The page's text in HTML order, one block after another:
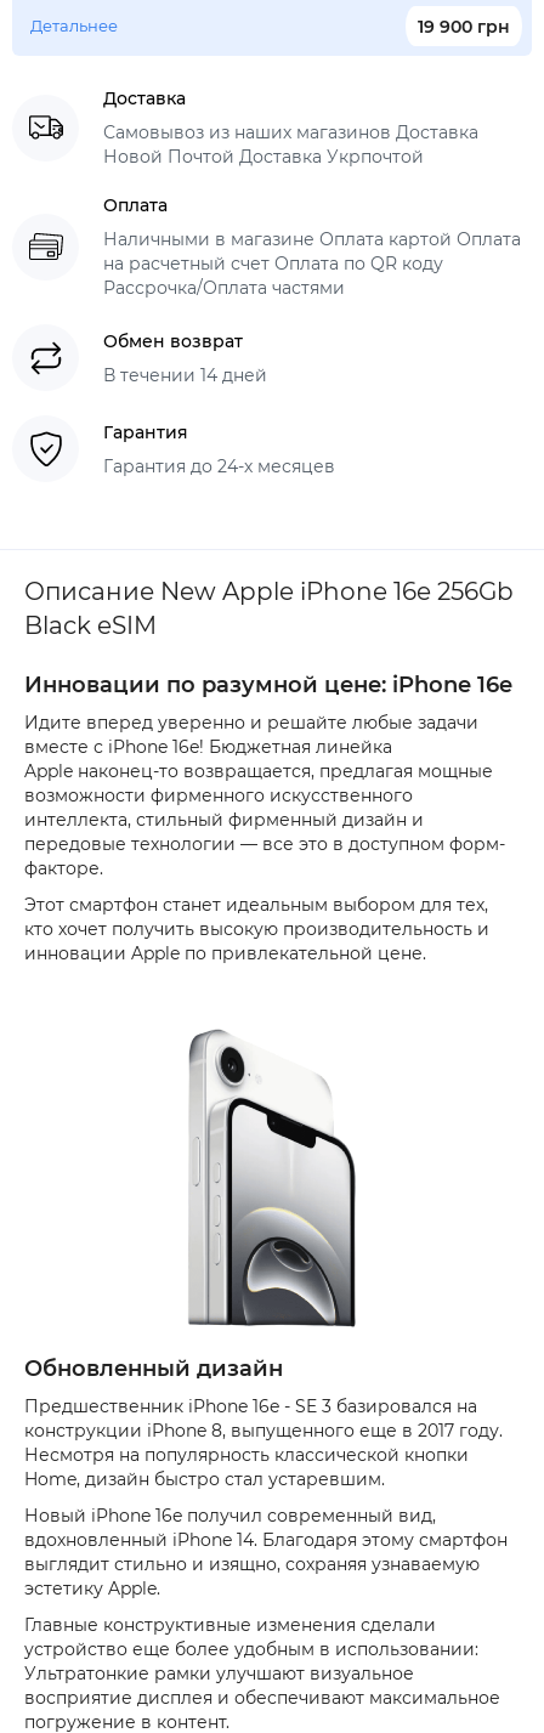
19 900 грн
Детальнее
Доставка
Самовывоз из наших магазинов Доставка
Новой Почтой Доставка Укрпочтой
Оплата
Наличными в магазине Оплата картой Оплата
на расчетный счет Оплата по QR коду
Рассрочка/Оплата частями
Обмен возврат
В течении 14 дней
Гарантия
Гарантия до 24-х месяцев
Описание New Apple iPhone 16e 256Gb
Black eSIM
Инновации по разумной цене: iPhone 16e
Идите вперед уверенно и решайте любые задачи
вместе с iPhone 16e! Бюджетная линейка
Apple наконец-то возвращается, предлагая мощные
возможности фирменного искусственного
интеллекта, стильный фирменный дизайн и
передовые технологии — все это в доступном форм-
факторе.
Этот смартфон станет идеальным выбором для тех,
кто хочет получить высокую производительность и
инновации Apple по привлекательной цене.
Обновленный дизайн
Предшественник iPhone 16e - SE 3 базировался на
конструкции iPhone 8, выпущенного еще в 2017 году.
Несмотря на популярность классической кнопки
Home, дизайн быстро стал устаревшим.
Новый iPhone 16e получил современный вид,
вдохновленный iPhone 14. Благодаря этому смартфон
выглядит стильно и изящно, сохраняя узнаваемую
эстетику Apple.
Главные конструктивные изменения сделали
устройство еще более удобным в использовании:
Ультратонкие рамки улучшают визуальное
восприятие дисплея и обеспечивают максимальное
погружение в контент.